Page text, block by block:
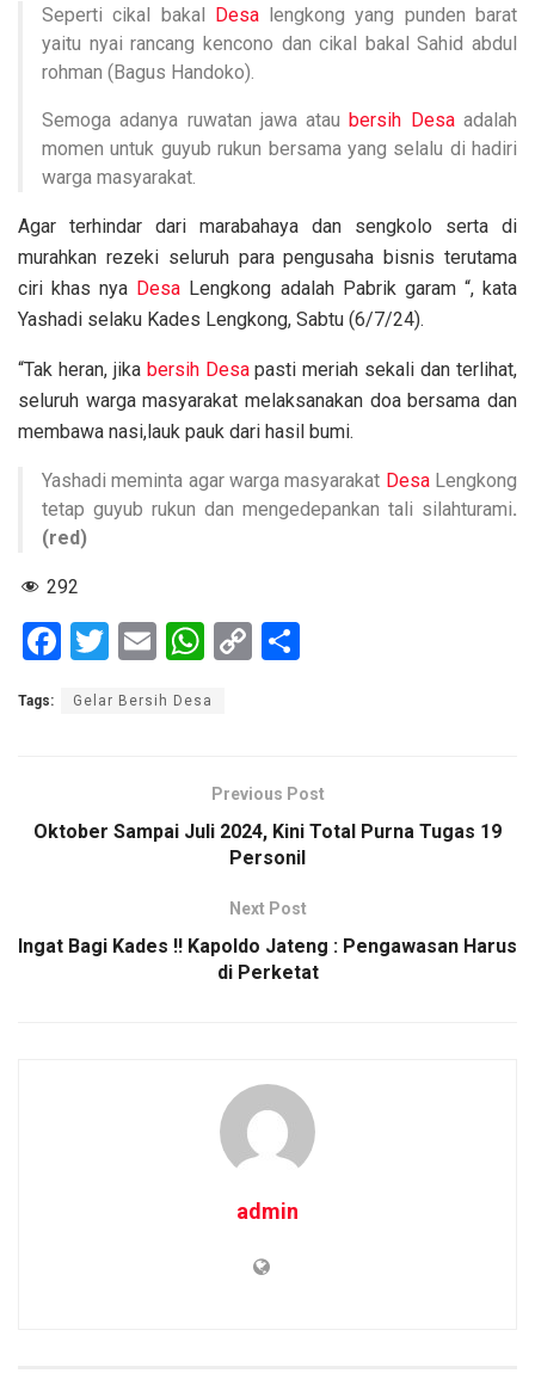
Seperti cikal bakal Desalengkong yang punden barat
yaitu nyai rancang kencono dan cikal bakal Sahid abdul
rohman (Bagus Handoko).
Semoga adanya ruwatan jawa atau bersih Desaadalah
momen untuk guyub rukun bersama yang selalu di hadiri
warga masyarakat.
Agar terhindar dari marabahaya dan sengkolo serta di
murahkan rezeki seluruh para pengusaha bisnis terutama
ciri khas nya Desa Lengkong adalah Pabrik garam “, kata
Yashadi selaku Kades Lengkong, Sabtu (6/7/24).
“Tak heran, jika bersih Desapasti meriah sekali dan terlihat,
seluruh warga masyarakat melaksanakan doa bersama dan
membawa nasi,lauk pauk dari hasil bumi.
Yashadi meminta agar warga masyarakat DesaLengkong
tetap guyub rukun dan mengedepankan tali silahturami.
(red)
292
F
ce
o
T
tt
E
ail
W
at
A
p
C
n
k
Tags: Gelar Bersih Desa
Previous Post
Oktober Sampai Juli 2024, Kini Total Purna Tugas 19
Personil
Next Post
Ingat Bagi Kades !! Kapoldo Jateng : Pengawasan Harus
di Perketat
admin